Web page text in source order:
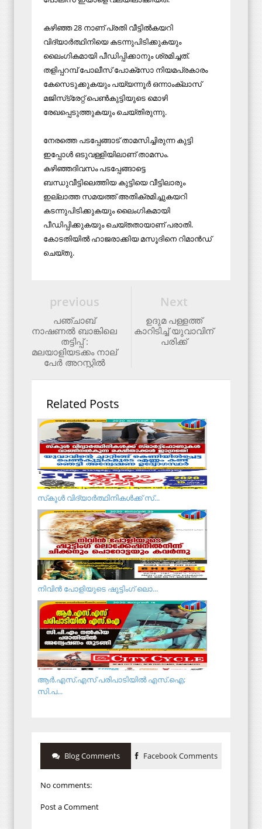
കഴിഞ്ഞ 28 നാണ് പ്രതി വീട്ടില്‍കയറി
വിദ്യാര്‍ത്ഥിനിയെ കടന്നുപിടിക്കുകയും
ലൈംഗികമായി പീഡിപ്പിക്കാനും ശ്രമിച്ചത്.
തളിപ്പറമ്പ് പോലീസ് പോക്സോ നിയമപ്രകാരം
കേസെടുക്കുകയും പയ്യന്നൂര്‍ ഒന്നാംക്ലാസ്
മജിസ്‌ട്രേറ്റ് പെണ്‍കുട്ടിയുടെ മൊഴി
രേഖപ്പെടുത്തുകയും ചെയ്തിരുന്നു.
നേരത്തെ പടപ്പേങ്ങാട് താമസിച്ചിരുന്ന കുട്ടി
ഇപ്പോള്‍ ഒടുവള്ളിയിലാണ് താമസം.
കഴിഞ്ഞദിവസം പടപ്പേങ്ങാട്ടെ
ബന്ധുവീട്ടിലെത്തിയ കുട്ടിയെ വീട്ടിലാരും
ഇല്ലാത്ത സമയത്ത് അതിക്രമിച്ചുകയറി
കടന്നുപിടിക്കുകയും ലൈംഗികമായി
പീഡിപ്പിക്കുകയും ചെയ്തതായാണ് പരാതി.
കോടതിയില്‍ ഹാജരാക്കിയ മസൂദിനെ റിമാന്‍ഡ്
ചെയ്തു.
Next
ഉദുമ പള്ളത്ത്
കാറിടിച്ച് യുവാവിന്
പരിക്ക്
previous
പഞ്ചാബ്
നാഷണല്‍ ബാങ്കിലെ
തട്ടിപ്പ് :
മലയാളിയടക്കം നാല്
പേര്‍ അറസ്റ്റില്‍
Related Posts
സ്‌കൂള്‍ വിദ്യാര്‍ത്ഥിനികള്‍ക്ക് സ്...
നി​വി​ൻ പോ​ളി​യു​ടെ ഷൂ​ട്ടിം​ഗ് ലൊ​...
ആർ.എസ്.എസ് പരിപാടിയില്‍ എസ്.ഐ;
സി.പ...
Blog Comments Facebook Comments
No comments:
Post a Comment